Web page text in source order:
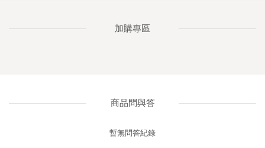
加購專區
商品問與答
暫無問答紀錄